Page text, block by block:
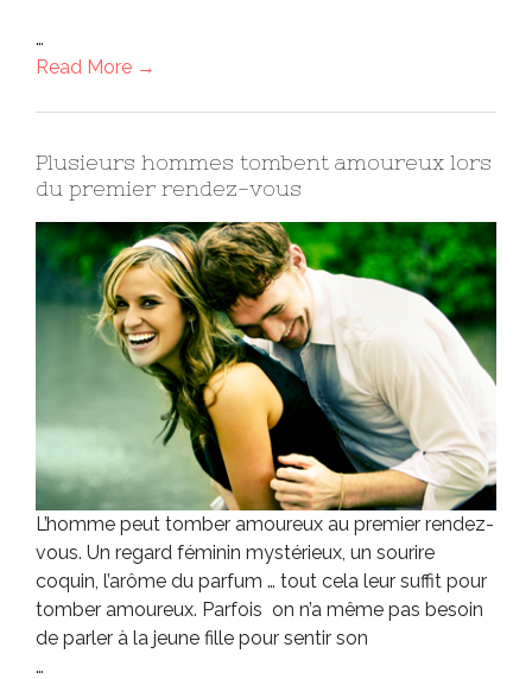
…
Read More →
Plusieurs hommes tombent amoureux lors
du premier rendez-vous
L’homme peut tomber amoureux au premier rendez-
vous. Un regard féminin mystérieux, un sourire
coquin, l’arôme du parfum … tout cela leur suffit pour
tomber amoureux. Parfois on n’a même pas besoin
de parler à la jeune fille pour sentir son
…